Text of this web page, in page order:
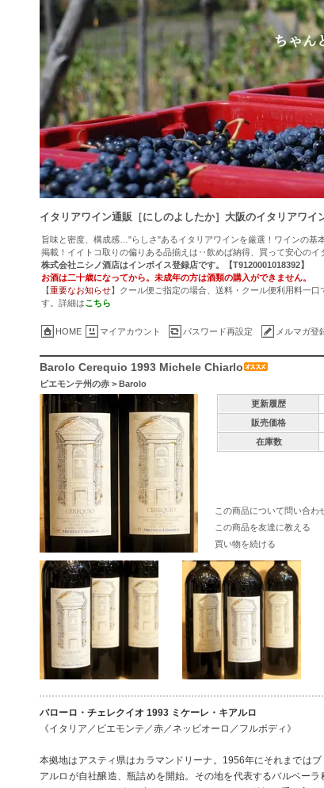
イタリアワイン通販［にしのよしたか］大阪のイタリアワ
旨味と密度、構成感…"らしさ"あるイタリアワインを厳選！ワインの基
掲載！イイトコ取りの偏りある品揃えは‥飲めば納得、買って安心のイ
株式会社ニシノ酒店はインボイス登録店です。【T9120001018392】
お酒は二十歳になってから。未成年の方は酒類の購入ができません。
【重要なお知らせ】クール便ご指定の場合、送料・クール便利用料一口
す。詳細はこちら
HOME マイアカウント パスワード再設定 メルマガ登
Barolo Cerequio 1993 Michele Chiarlo
ピエモンテ州の赤 > Barolo
更新履歴
販売価格
在庫数
この商品について問い合わ
この商品を友達に教える
買い物を続ける
バローロ・チェレクイオ 1993 ミケーレ・キアルロ
《イタリア／ピエモンテ／赤／ネッビオーロ／フルボディ》
本拠地はアスティ県はカラマンドリーナ。1956年にそれまでは
アルロが自社醸造、瓶詰めを開始。その地を代表するバルベー